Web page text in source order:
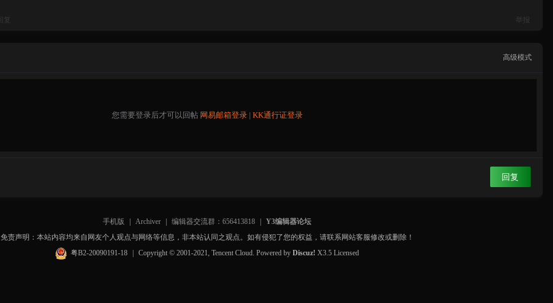
回复 举报
高级模式
您需要登录后才可以回帖 网易邮箱登录| KK通行证登录
回复
手机版 Archiver 编辑器交流群：656413818
Y3编辑器论坛
免责声明：本站内容均来自网友个人观点与网络等信息，非本站认同之观点。如有侵犯了您的权益，请联系网站客服修改或删除！
粤B2-20090191-18
Copyright © 2001-2021, Tencent Cloud. Powered byDiscuz! X3.5 Licensed